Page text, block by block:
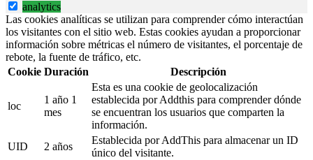
analytics
Las cookies analíticas se utilizan para comprender cómo interactúan
los visitantes con el sitio web. Estas cookies ayudan a proporcionar
información sobre métricas el número de visitantes, el porcentaje de
rebote, la fuente de tráfico, etc.
Cookie Duración Descripción
loc
1 año 1
mes
Esta es una cookie de geolocalización
establecida por Addthis para comprender dónde
se encuentran los usuarios que comparten la
información.
UID
2 años
Establecida por AddThis para almacenar un ID
único del visitante.